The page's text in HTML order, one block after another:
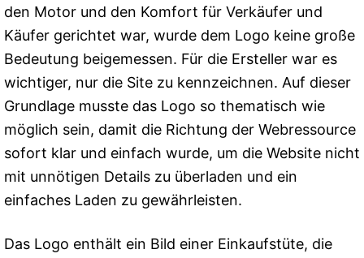
den Motor und den Komfort für Verkäufer und
Käufer gerichtet war, wurde dem Logo keine große
Bedeutung beigemessen. Für die Ersteller war es
wichtiger, nur die Site zu kennzeichnen. Auf dieser
Grundlage musste das Logo so thematisch wie
möglich sein, damit die Richtung der Webressource
sofort klar und einfach wurde, um die Website nicht
mit unnötigen Details zu überladen und ein
einfaches Laden zu gewährleisten.
Das Logo enthält ein Bild einer Einkaufstüte, die